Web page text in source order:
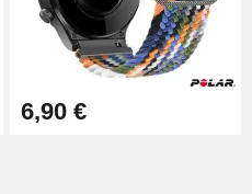
6,90 €